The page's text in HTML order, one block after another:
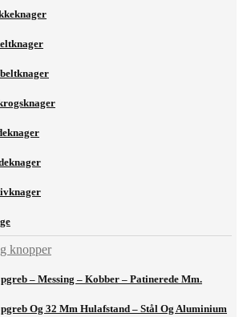
knopper
– Messing – Kobber – Patinerede Mm.
Og 32 Mm Hulafstand – Stål Og Aluminium